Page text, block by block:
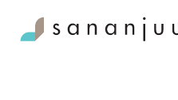
sisältöön